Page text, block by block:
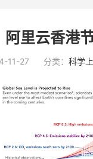
阿里云香港
11-27 分类： 科学